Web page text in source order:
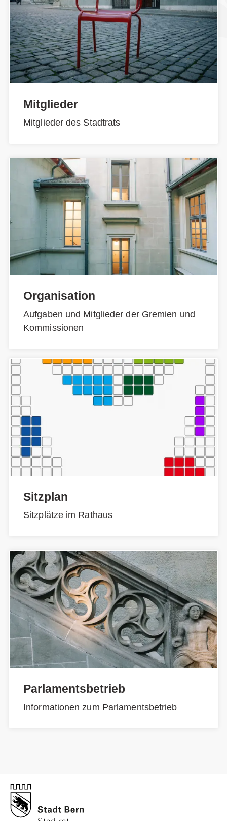
Mitglieder
Mitglieder des Stadtrats
Organisation
Aufgaben und Mitglieder der Gremien und
Kommissionen
Sitzplan
Sitzplätze im Rathaus
Parlamentsbetrieb
Informationen zum Parlamentsbetrieb